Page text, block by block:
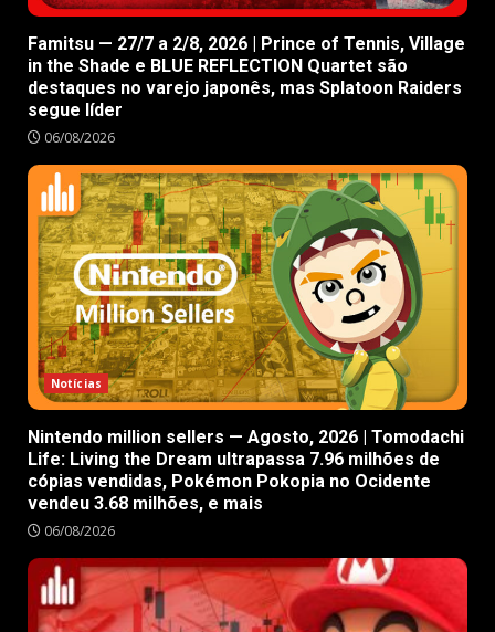
Famitsu — 27/7 a 2/8, 2026 | Prince of Tennis, Village
in the Shade e BLUE REFLECTION Quartet são
destaques no varejo japonês, mas Splatoon Raiders
segue líder
06/08/2026
Notícias
Nintendo million sellers — Agosto, 2026 | Tomodachi
Life: Living the Dream ultrapassa 7.96 milhões de
cópias vendidas, Pokémon Pokopia no Ocidente
vendeu 3.68 milhões, e mais
06/08/2026